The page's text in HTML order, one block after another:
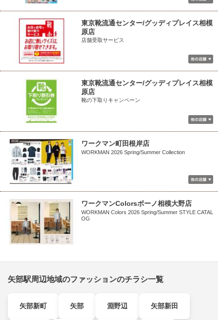
東京靴流通センター/グッディプレイス相模
原店
店舗受取サービス
東京靴流通センター/グッディプレイス相模
原店
靴の下取りキャンペーン
ワークマン町田根岸店
WORKMAN 2026 Spring/Summer Collection
ワークマンColorsボーノ相模大野店
WORKMAN Colors 2026 Spring/Summer STYLE CATAL
OG
矢部駅周辺地域のファッションのチラシ一覧
矢部新町 矢部 淵野辺 矢部新田